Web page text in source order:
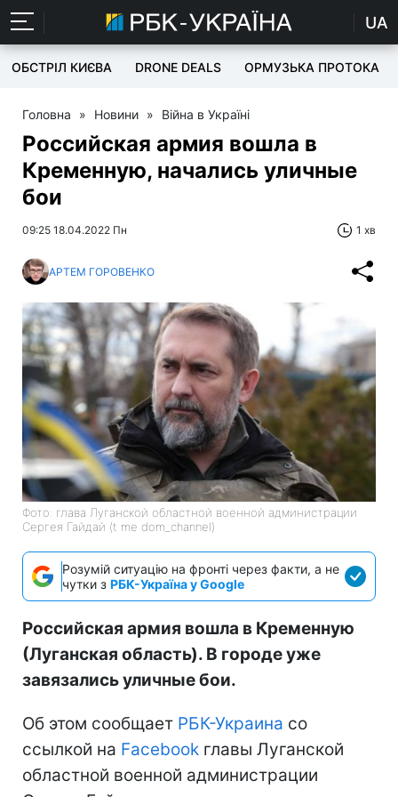
UA
ОБСТРІЛ КИЄВА DRONE DEALS ОРМУЗЬКА ПРОТОКА
Головна » Новини » Війна в Україні
Российская армия вошла в
Кременную, начались уличные
бои
09:25 18.04.2022 Пн 1 хв
АРТЕМ ГОРОВЕНКО
Фото: глава Луганской областной военной администрации
Сергея Гайдай (t me dom_channel)
Розумій ситуацію на фронті через факти, а не
чутки з РБК-Україна у Google
Российская армия вошла в Кременную
(Луганская область). В городе уже
завязались уличные бои.
Об этом сообщает РБК-Украина со
ссылкой на Facebook главы Луганской
областной военной администрации